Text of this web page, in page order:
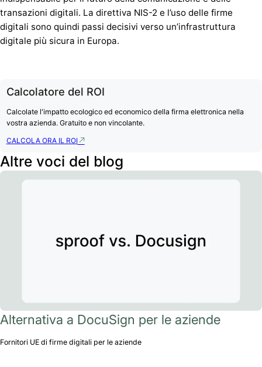
transazioni digitali. La direttiva NIS-2 e l’uso delle firme
digitali sono quindi passi decisivi verso un’infrastruttura
digitale più sicura in Europa.
Calcolatore del ROI
Calcolate l'impatto ecologico ed economico della firma elettronica nella
vostra azienda. Gratuito e non vincolante.
CALCOLA ORA IL ROI
Altre voci del blog
Alternativa a DocuSign per le aziende
Fornitori UE di firme digitali per le aziende